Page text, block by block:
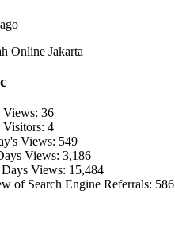
Views: 36
Visitors: 4
Views: 549
Views: 3,186
Views: 15,484
of Search Engine Referrals: 586